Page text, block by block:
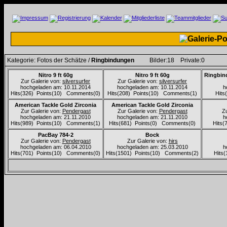
Kategorie: Fotos der Schätze / Ringbindungen Bilder:18 Private:0
Nitro 9 ft 60g
Zur Galerie von: silversurfer
hochgeladen am: 10.11.2014
Hits(326) Points(10) Comments(0)
Nitro 9 ft 60g
Zur Galerie von: silversurfer
hochgeladen am: 10.11.2014
Hits(208) Points(10) Comments(1)
American Tackle Gold Zirconia
Zur Galerie von: Pendergast
hochgeladen am: 21.11.2010
Hits(989) Points(10) Comments(1)
American Tackle Gold Zirconia
Zur Galerie von: Pendergast
hochgeladen am: 21.11.2010
Hits(681) Points(0) Comments(0)
PacBay 784-2
Zur Galerie von: Pendergast
hochgeladen am: 06.04.2010
Hits(701) Points(10) Comments(0)
Bock
Zur Galerie von: hirs
hochgeladen am: 25.03.2010
Hits(1501) Points(10) Comments(2)